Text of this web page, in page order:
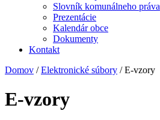
Slovník komunálneho práva
Prezentácie
Kalendár obce
Dokumenty
Kontakt
Domov /Elektronické súbory / E-vzory
E-vzory